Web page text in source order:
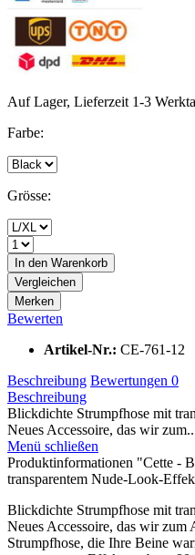
Auf Lager, Lieferzeit 1-3
Farbe:
Grösse:
In den Warenkorb
Vergleichen
Merken
Bewerten
Artikel-Nr.: CE-761-12
Beschreibung Bewertungen 0
Beschreibung
Blickdichte Strumpfhose mit
Neues Accessoire, das wir
Menü schließen
Produktinformationen "Cette -
transparentem Nude-Look-
Blickdichte Strumpfhose mit
Neues Accessoire, das wir
Strumpfhose, die Ihre Beine